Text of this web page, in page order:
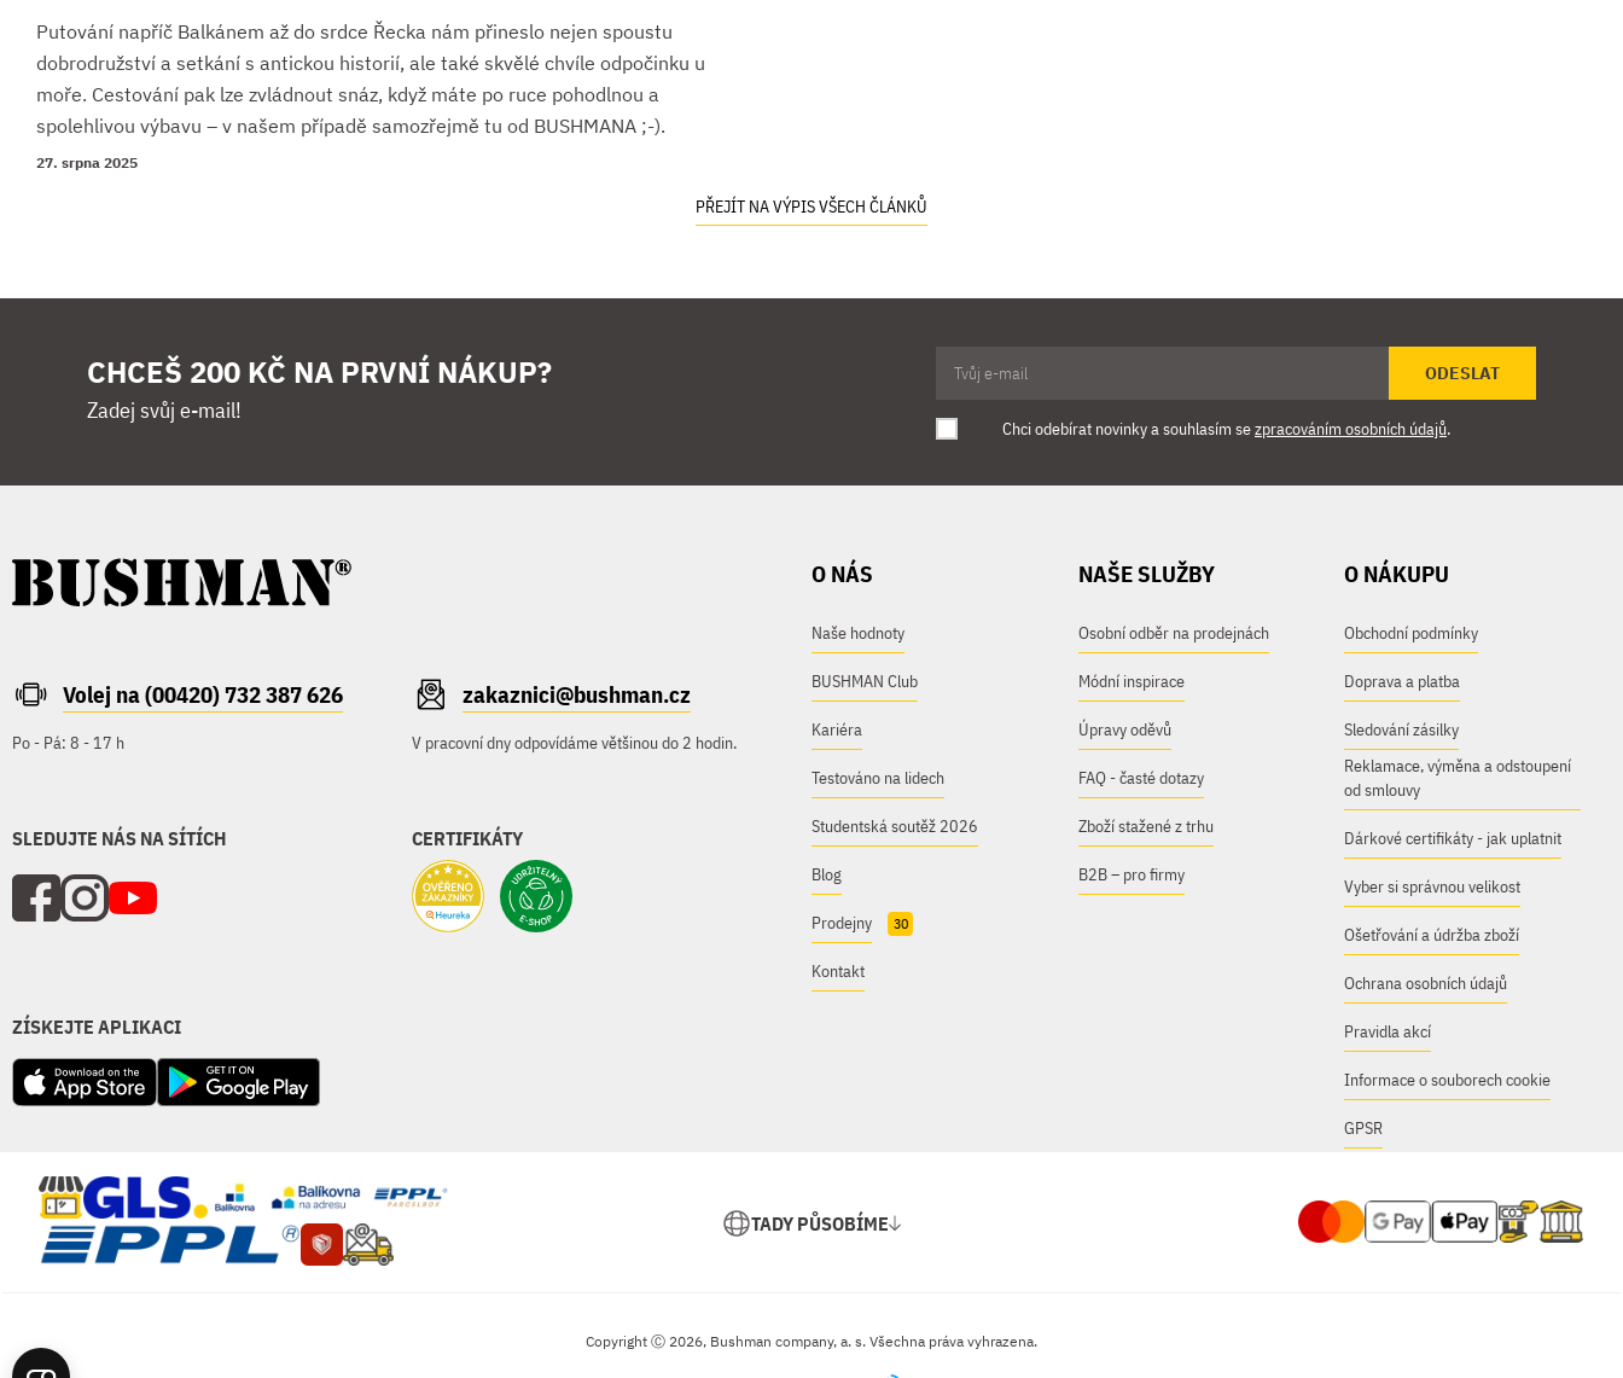
Putování napříč Balkánem až do srdce Řecka nám přineslo nejen spoustu
dobrodružství a setkání s antickou historií, ale také skvělé chvíle odpočinku u
moře. Cestování pak lze zvládnout snáz, když máte po ruce pohodlnou a
spolehlivou výbavu – v našem případě samozřejmě tu od BUSHMANA ;-).
27. srpna 2025
PŘEJÍT NA VÝPIS VŠECH ČLÁNKŮ
CHCEŠ 200 KČ NA PRVNÍ NÁKUP?
Zadej svůj e-mail!
ODESLAT
Chci odebírat novinky a souhlasím sezpracováním osobních údajů.
Volej na (00420) 732 387 626
Po - Pá: 8 - 17 h
zakaznici@bushman.cz
V pracovní dny odpovídáme většinou do 2 hodin.
SLEDUJTE NÁS NA SÍTÍCH CERTIFIKÁTY
ZÍSKEJTE APLIKACI
O NÁS
Naše hodnoty
BUSHMAN Club
Kariéra
Testováno na lidech
Studentská soutěž 2026
Blog
Prodejny 30
Kontakt
NAŠE SLUŽBY
Osobní odběr na prodejnách
Módní inspirace
Úpravy oděvů
FAQ - časté dotazy
Zboží stažené z trhu
B2B – pro firmy
O NÁKUPU
Obchodní podmínky
Doprava a platba
Sledování zásilky
Reklamace, výměna a odstoupení
od smlouvy
Dárkové certifikáty - jak uplatnit
Vyber si správnou velikost
Ošetřování a údržba zboží
Ochrana osobních údajů
Pravidla akcí
Informace o souborech cookie
GPSR
TADY PŮSOBÍME
Copyright Ⓒ 2026, Bushman company, a. s. Všechna práva vyhrazena.